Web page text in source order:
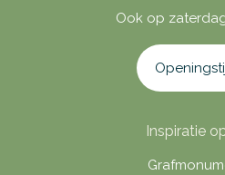
Ook op
Inspiratie